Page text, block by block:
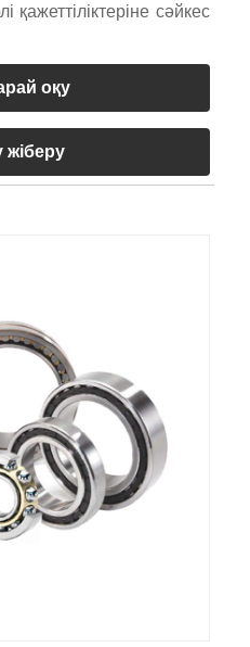
сәйкес
оқу
жіберу